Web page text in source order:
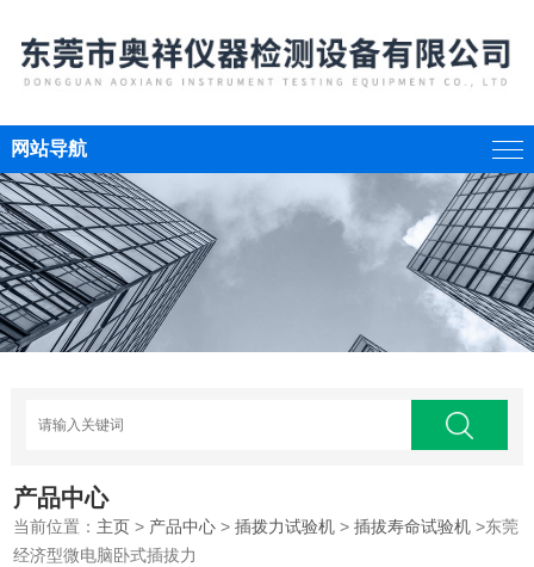
网站导航
产品中心
当前位置： 主页 > 产品中心 >插拨力试验机 >插拔寿命试验机 >东莞
经济型微电脑卧式插拔力